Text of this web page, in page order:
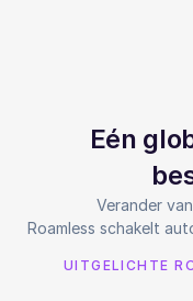
Eén
Verander
Roamless schakelt
UITGELICHTE